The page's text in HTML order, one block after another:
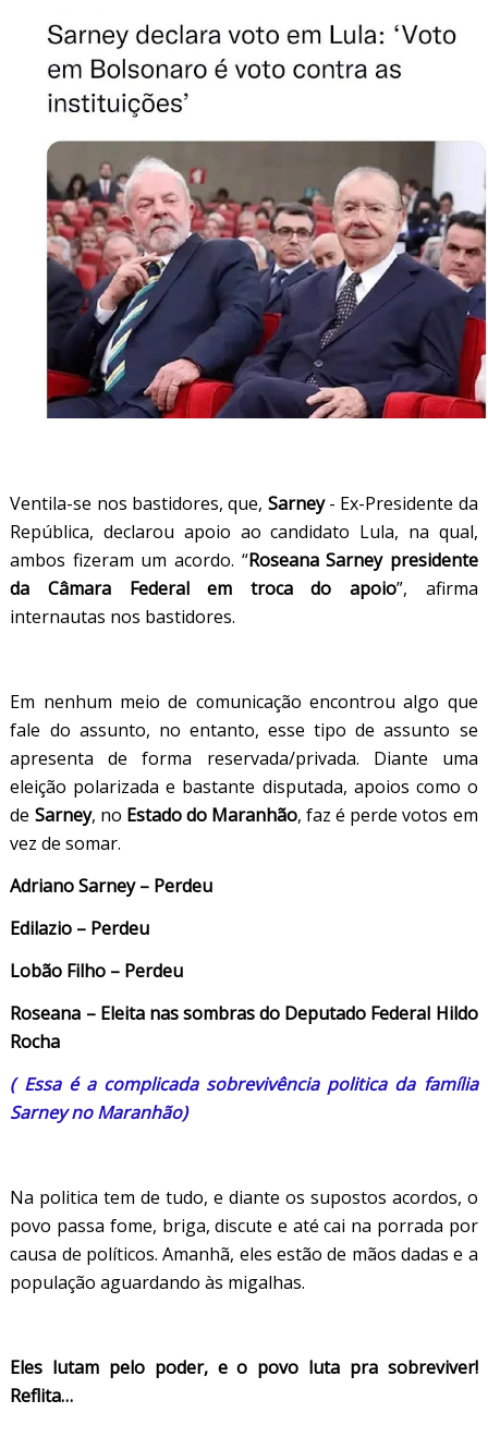
Ventila-se nos bastidores, que, Sarney- Ex-Presidente da
República, declarou apoio ao candidato Lula, na qual,
ambos fizeram um acordo. “Roseana Sarney presidente
da Câmara Federal em troca do apoio”, afirma
internautas nos bastidores.
Em nenhum meio de comunicação encontrou algo que
fale do assunto, no entanto, esse tipo de assunto se
apresenta de forma reservada/privada. Diante uma
eleição polarizada e bastante disputada, apoios como o
de Sarney, no Estado do Maranhão, faz é perde votos em
vez de somar.
Adriano Sarney – Perdeu
Edilazio – Perdeu
Lobão Filho – Perdeu
Roseana – Eleita nas sombras do Deputado Federal Hildo
Rocha
( Essa é a complicada sobrevivênciapolitica da família
Sarney no Maranhão)
Na politica tem de tudo, e diante os supostos acordos, o
povo passa fome, briga, discute e até cai na porrada por
causa de políticos. Amanhã, eles estão de mãos dadas e a
população aguardando às migalhas.
Eles lutam pelo poder, e o povo luta pra sobreviver!
Reflita…